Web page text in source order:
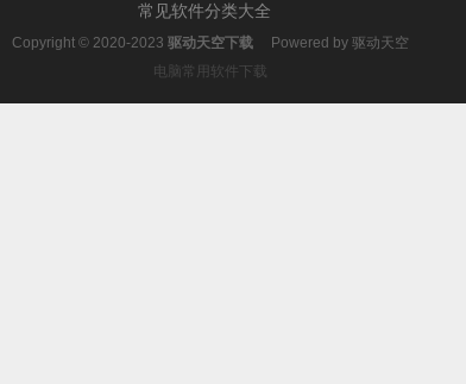
常见软件分类大全
Copyright © 2020-2023 驱动天空下载 Powered by 驱动天空
电脑常用软件下载